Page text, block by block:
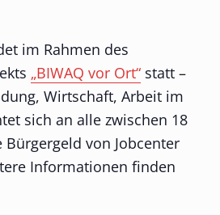
im Rahmen des
„BIWAQ vor Ort“statt –
Wirtschaft, Arbeit im
sich an alle zwischen 18
Bürgergeld von Jobcenter
Informationen finden